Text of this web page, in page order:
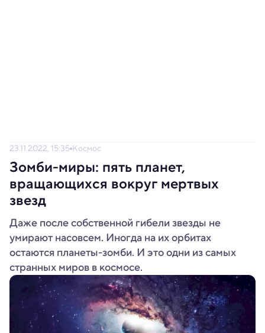
23.11.2022, 15:35 Космос
Зомби-миры: пять планет,
вращающихся вокруг мертвых
звезд
Даже после собственной гибели звезды не
умирают насовсем. Иногда на их орбитах
остаются планеты-зомби. И это одни из самых
странных миров в космосе.